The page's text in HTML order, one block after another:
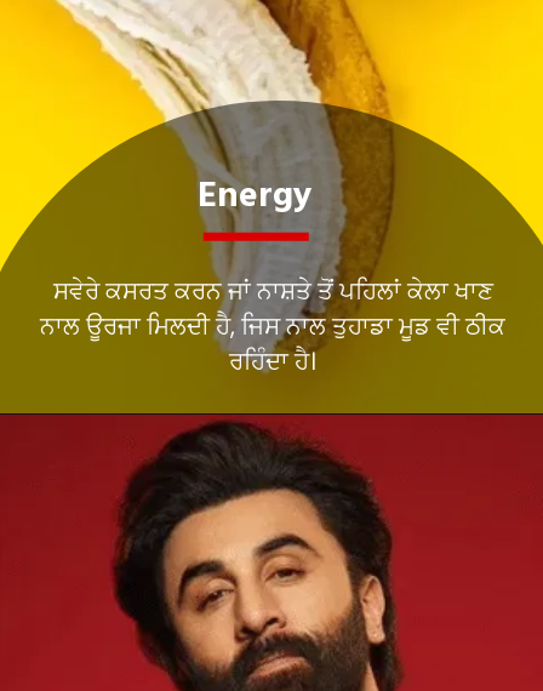
ਸਵੇਰੇ ਕਸਰਤ ਕਰਨ ਜਾਂ ਨਾਸ਼ਤੇ ਤੋਂ ਪਹਿਲਾਂ ਕੇਲਾ ਖਾਣ
ਨਾਲ ਊਰਜਾ ਮਿਲਦੀ ਹੈ, ਜਿਸ ਨਾਲ ਤੁਹਾਡਾ ਮੂਡ ਵੀ ਠੀਕ
ਰਹਿੰਦਾ ਹੈ।
Energy